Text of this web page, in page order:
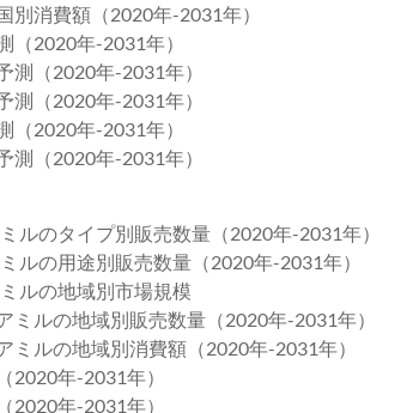
別消費額（2020年-2031年）
（2020年-2031年）
測（2020年-2031年）
測（2020年-2031年）
（2020年-2031年）
測（2020年-2031年）
ルのタイプ別販売数量（2020年-2031年）
ルの用途別販売数量（2020年-2031年）
ルの地域別市場規模
ミルの地域別販売数量（2020年-2031年）
ミルの地域別消費額（2020年-2031年）
2020年-2031年）
2020年-2031年）